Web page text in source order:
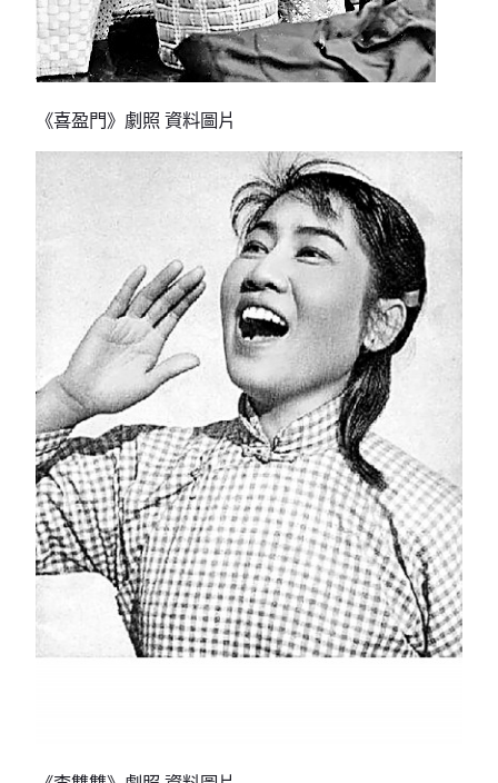
《喜盈門》劇照 資料圖片